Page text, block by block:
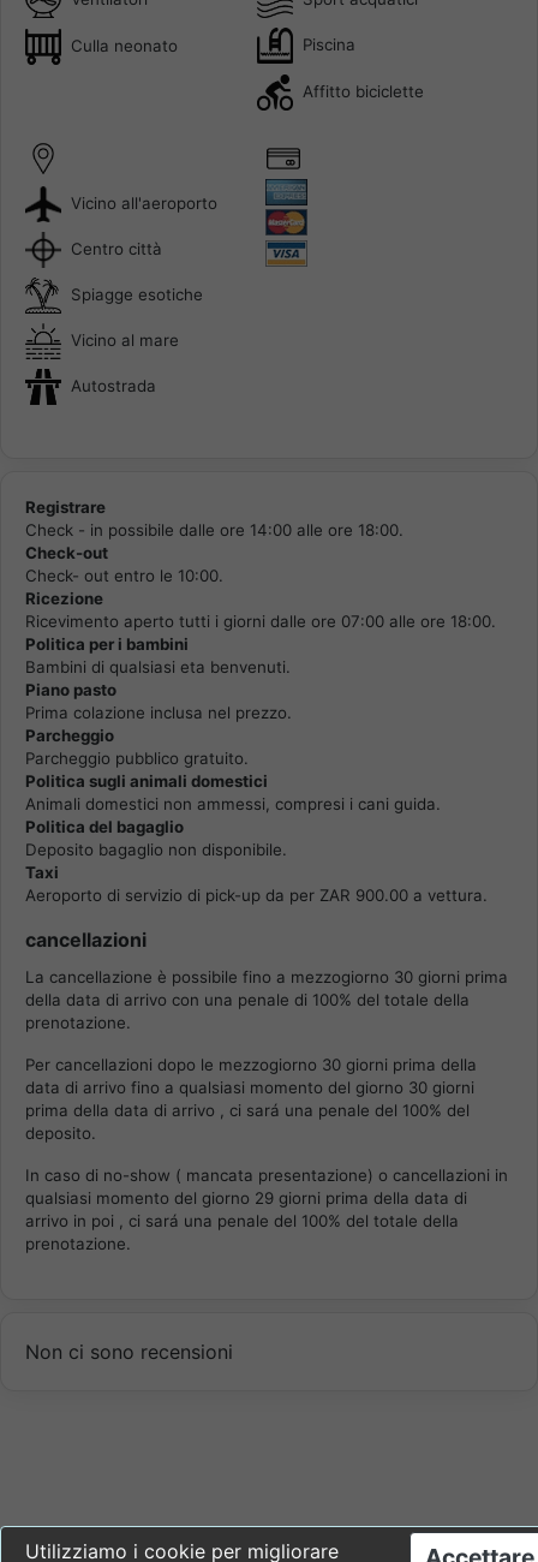
Utilizziamo i cookie per migliorare
Culla neonato Piscina
Affitto biciclette
Vicino all'aeroporto
Centro città
Spiagge esotiche
Vicino al mare
Autostrada
Registrare
Check - in possibile dalle ore 14:00 alle ore 18:00.
Check-out
Check- out entro le 10:00.
Ricezione
Ricevimento aperto tutti i giorni dalle ore 07:00 alle ore 18:00.
Politica per i bambini
Bambini di qualsiasi eta benvenuti.
Piano pasto
Prima colazione inclusa nel prezzo.
Parcheggio
Parcheggio pubblico gratuito.
Politica sugli animali domestici
Animali domestici non ammessi, compresi i cani guida.
Politica del bagaglio
Deposito bagaglio non disponibile.
Taxi
Aeroporto di servizio di pick-up da per ZAR 900.00 a vettura.
cancellazioni
La cancellazione è possibile fino a mezzogiorno 30 giorni prima
della data di arrivo con una penale di 100% del totale della
prenotazione.
Per cancellazioni dopo le mezzogiorno 30 giorni prima della
data di arrivo fino a qualsiasi momento del giorno 30 giorni
prima della data di arrivo , ci sará una penale del 100% del
deposito.
In caso di no-show ( mancata presentazione) o cancellazioni in
qualsiasi momento del giorno 29 giorni prima della data di
arrivo in poi , ci sará una penale del 100% del totale della
prenotazione.
Non ci sono recensioni